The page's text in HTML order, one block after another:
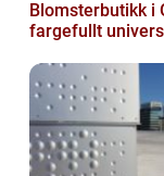
Blomsterbutikk i
fargefullt